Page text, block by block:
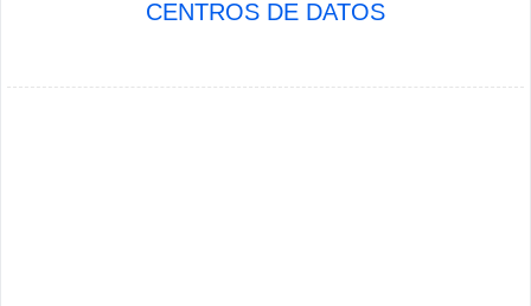
CENTROS DE DATOS